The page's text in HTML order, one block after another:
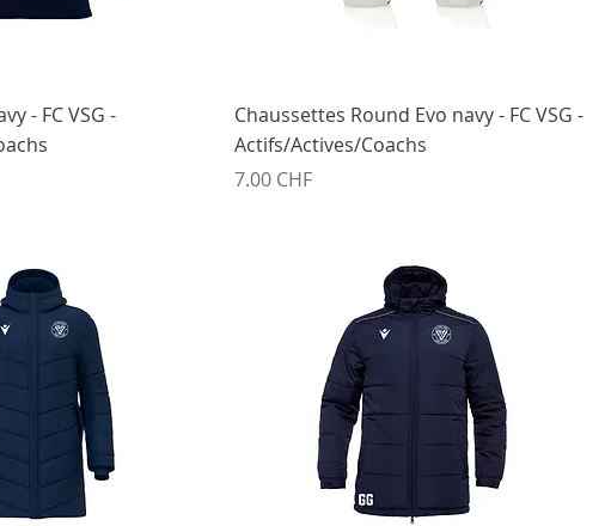
- FC VSG -
Chaussettes Round Evo navy - FC VSG -
Actifs/Actives/Coachs
Prix
7.00 CHF